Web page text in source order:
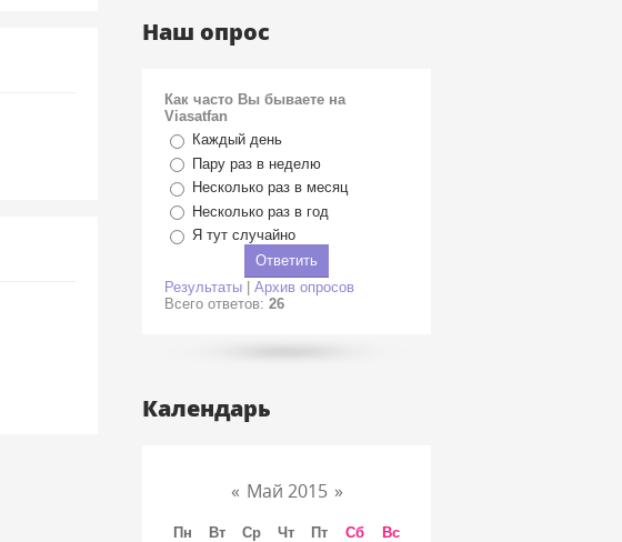
Наш опрос
Как часто Вы бываете на
Viasatfan
Каждый день
Пару раз в неделю
Несколько раз в месяц
Несколько раз в год
Я тут случайно
Результаты
Архив опросов
Всего ответов: 26
Календарь
« Май 2015 »
Пн Вт Ср Чт Пт Сб Вс